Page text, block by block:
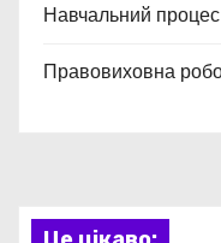
Навчальний процес
Правовиховна